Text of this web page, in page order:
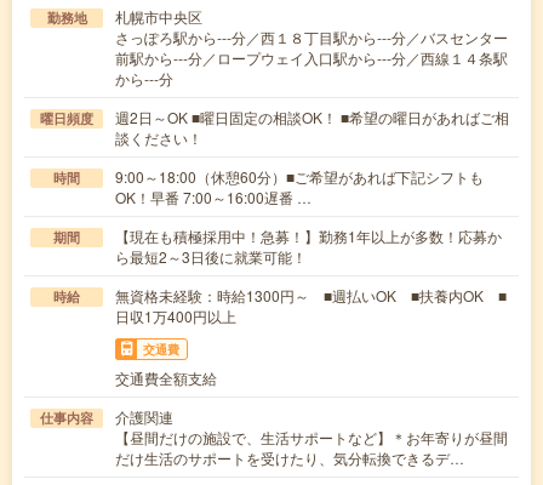
勤務地
札幌市中央区
さっぽろ駅から---分／西１８丁目駅から---分／バスセンター
前駅から---分／ロープウェイ入口駅から---分／西線１４条駅
から---分
曜日頻度
週2日～OK ■曜日固定の相談OK！ ■希望の曜日があればご相
談ください！
時間
9:00～18:00（休憩60分）■ご希望があれば下記シフトも
OK！早番 7:00～16:00遅番 …
期間
【現在も積極採用中！急募！】勤務1年以上が多数！応募か
ら最短2～3日後に就業可能！
時給
無資格未経験：時給1300円～ ■週払いOK ■扶養内OK ■
日収1万400円以上
交通費
交通費全額支給
仕事内容
介護関連
【昼間だけの施設で、生活サポートなど】＊お年寄りが昼間
だけ生活のサポートを受けたり、気分転換できるデ…